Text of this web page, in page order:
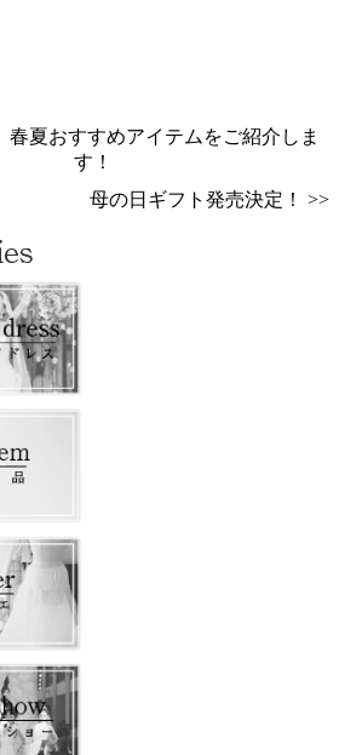
春夏おすすめアイテムをご紹介しま
す！
母の日ギフト発売決定！ >>